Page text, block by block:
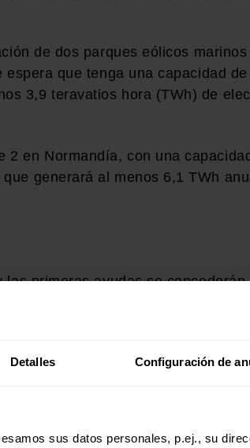
Detalles Configuración de
sus datos personales, p.ej., su
de dos parques eólicos
que tenga una capacidad
3,9 teravatios hora (TWh) de
2 en Normandía, con una
generará al menos 6,1 TWh
primeras ayudas se concederán
licitación transparentes y no
un beneficiario por zona
mensual en virtud de un contrato
un precio de referencia,
beneficiario con el precio de